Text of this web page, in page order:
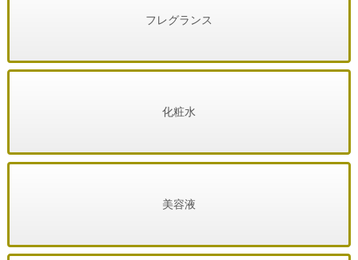
フレグランス
化粧水
美容液